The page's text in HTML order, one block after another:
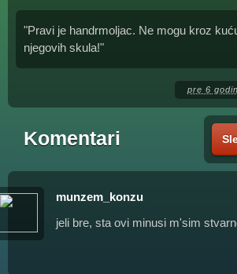
"Pravi je handrmoljac. Ne mogu kroz
njegovih skula!"
pre 6
Komentari
munzem_konzu
jeli bre, sta ovi minusi m'sim